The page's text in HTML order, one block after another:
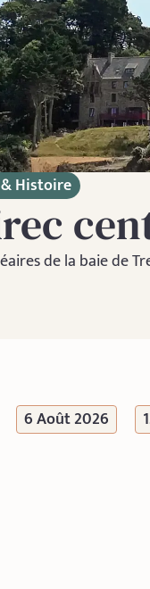
Histoire
de la baie de
6 Août 2026